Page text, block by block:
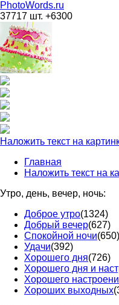
PhotoWords.ru
37717 шт. +6300
Наложить текст на
Главная
Наложить текст на
Утро, день, вечер, ночь:
Доброе утро(1324)
Добрый вечер(627)
Спокойной ночи(650)
Удачи(392)
Хорошего дня(726)
Хорошего дня и
Хорошего
Хороших выходных